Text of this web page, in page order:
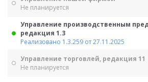
Не планируется
Управление производственным
редакция 1.3
Реализовано 1.3.259 от 27.11.2025
Управление торговлей, редакция 11
Не планируется